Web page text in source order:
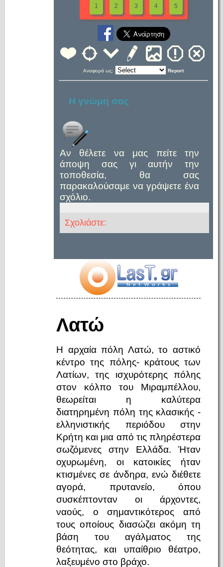
1 2 3 4 5
Αναφορά ως: Report
Η γνώμη σας
Αν θέλετε να μας πείτε την
άποψη σας γι αυτήν την
τοποθεσία, θα σας
παρακαλούσαμε να γράψετε ένα
σχόλιο.
Σχολιάστε:
Λατώ
Η αρχαία πόλη Λατώ, το αστικό
κέντρο της πόλης- κράτους των
Λατίων, της ισχυρότερης πόλης
στον κόλπο του Μιραμπέλλου,
θεωρείται η καλύτερα
διατηρημένη πόλη της κλασικής -
ελληνιστικής περιόδου στην
Κρήτη και μια από τις πληρέστερα
σωζόμενες στην Ελλάδα. Ήταν
οχυρωμένη, οι κατοικίες ήταν
κτισμένες σε άνδηρα, ενώ διέθετε
αγορά, πρυτανείο, όπου
συσκέπτονταν οι άρχοντες,
ναούς, ο σημαντικότερος από
τους οποίους διασώζει ακόμη τη
βάση του αγάλματος της
θεότητας, και υπαίθριο θέατρο,
λαξευμένο στο βράχο.